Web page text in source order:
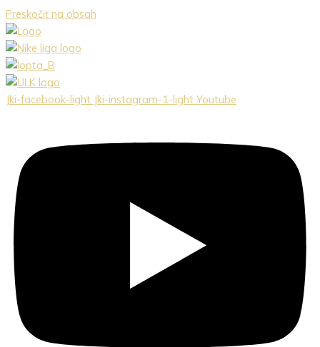
Preskočiť na obsah
Jki-facebook-light Jki-instagram-1-light Youtube